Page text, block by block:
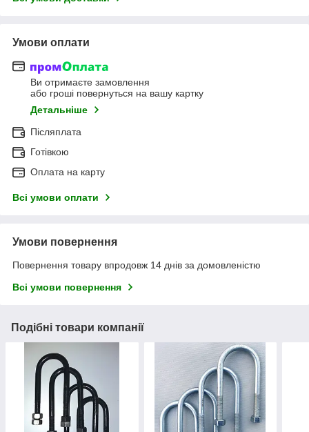
Умови оплати
Ви отримаєте замовлення
або гроші повернуться на вашу картку
Детальніше
Післяплата
Готівкою
Оплата на карту
Всі умови оплати
Умови повернення
Повернення товару впродовж 14 днів за домовленістю
Всі умови повернення
Подібні товари компанії